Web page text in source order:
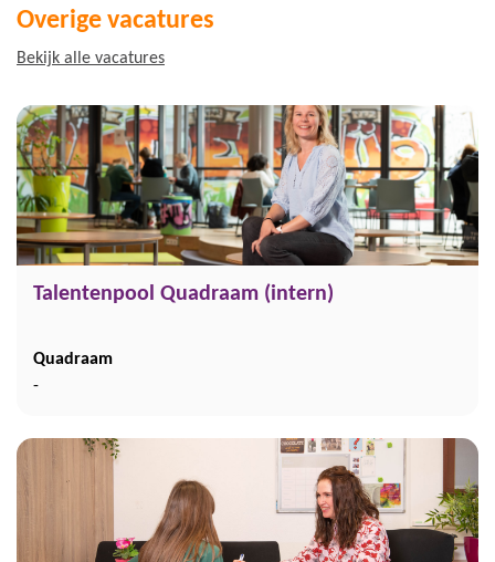
Overige vacatures
Bekijk alle vacatures
Talentenpool Quadraam (intern)
Quadraam
-